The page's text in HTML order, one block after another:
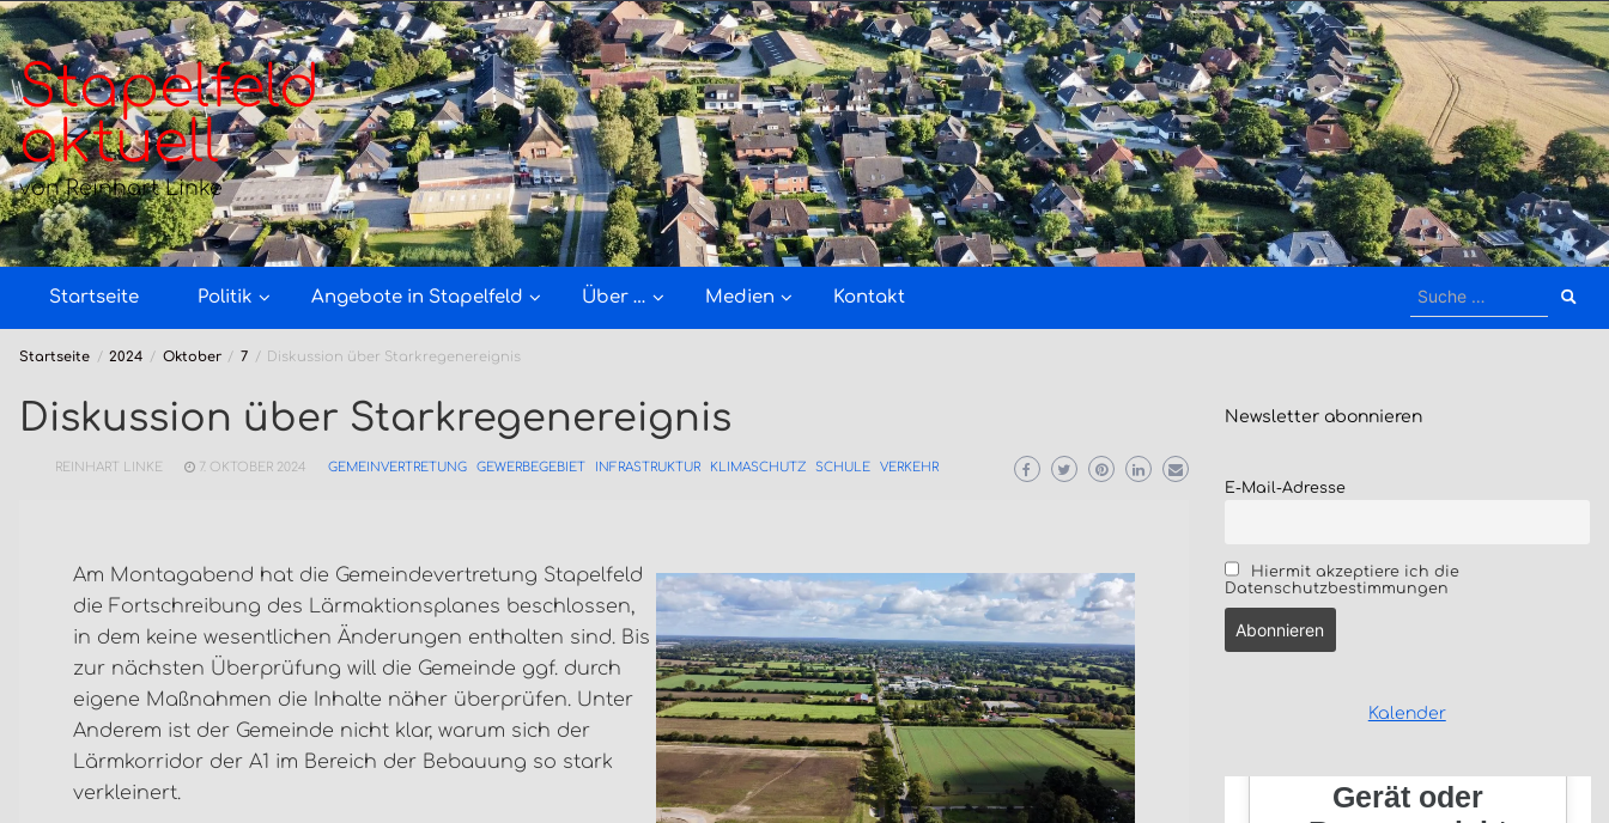
Zum
Inhalt
springen
Stapelfeld
aktuell
von Reinhart Linke
Startseite Politik Angebote in Stapelfeld Über … Medien Kontakt
Suche
Startseite 2024 Oktober 7 Diskussion über Starkregenereignis
Diskussion über Starkregenereignis
REINHART LINKE 7. OKTOBER 2024 GEMEINVERTRETUNG GEWERBEGEBIET INFRASTRUKTUR KLIMASCHUTZ SCHULE VERKEHR
Am Montagabend hat die Gemeindevertretung Stapelfeld
die Fortschreibung des Lärmaktionsplanes beschlossen,
in dem keine wesentlichen Änderungen enthalten sind. Bis
zur nächsten Überprüfung will die Gemeinde ggf. durch
eigene Maßnahmen die Inhalte näher überprüfen. Unter
Anderem ist der Gemeinde nicht klar, warum sich der
Lärmkorridor der A1 im Bereich der Bebauung so stark
verkleinert.
Newsletter abonnieren
E-Mail-Adresse
Hiermit akzeptiere ich die
Datenschutzbestimmungen
Kalender